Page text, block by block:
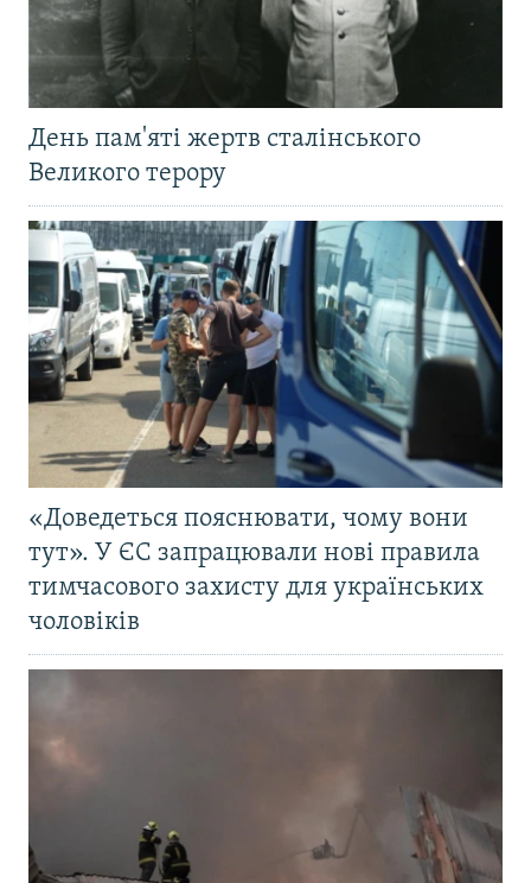
День пам'яті жертв сталінського
Великого терору
«Доведеться пояснювати, чому вони
тут». У ЄС запрацювали нові правила
тимчасового захисту для українських
чоловіків